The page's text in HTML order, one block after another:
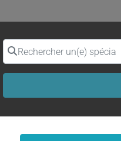
Rechercher un(e)